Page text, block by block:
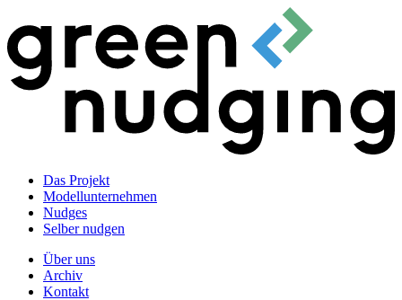
Das Projekt
Modellunternehmen
Nudges
Selber nudgen
Über uns
Archiv
Kontakt